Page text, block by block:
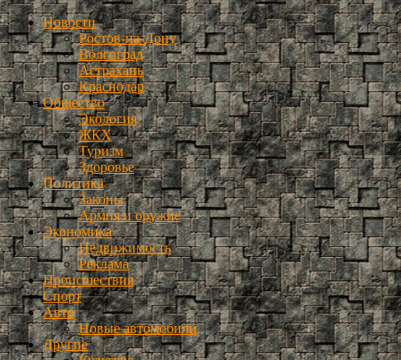
Новости
Ростов-на-Дону
Волгоград
Астрахань
Краснодар
Общество
Экология
ЖКХ
Туризм
Здоровье
Политика
Законы
Армия и оружие
Экономика
Недвижимость
Реклама
Происшествия
Спорт
Авто
Новые автомобили
Другие